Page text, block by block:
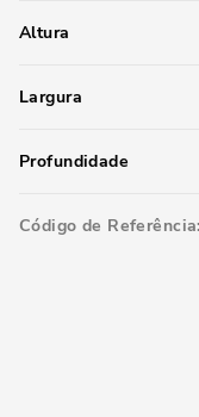
Altura
Largura
Profundidade
Código de Referência